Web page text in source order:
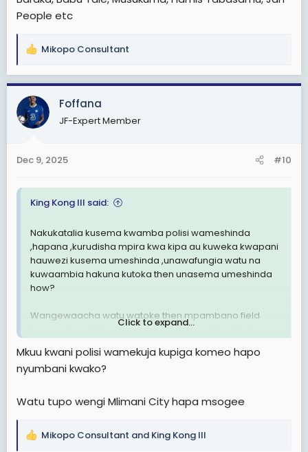
People etc
R
a
c
t
i
s
Mikopo Consultant
Foffana
JF-Expert Member
Dec 9, 2025 #10
King Kong III said:
Nakukatalia kusema kwamba polisi wameshinda
,hapana ,kurudisha mpira kwa kipa au kuweka kwapani
hauwezi kusema umeshinda ,unawafungia watu na
kuwaambia hakuna kutoka then unasema umeshinda
how?
Wangewaacha watu watoke then mpambano field
hapo ndiyo utafanya conclusion na kwa kifupi hakuna
hasira...Utaua 200 lakini waliobaki watakufa na wewe
ukiwa na bunduki yako mkononi.
Click to expand...
Mkuu kwani polisi wamekuja kupiga komeo hapo
nyumbani kwako?
Watu tupo wengi Mlimani City hapa msogee
R
Mikopo Consultant and King Kong III